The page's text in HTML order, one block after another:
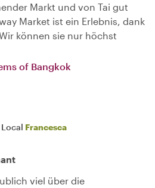
Markt und von Tai gut
Market ist ein Erlebnis, dank
können sie nur höchst
of Bangkok
Francesca
viel über die